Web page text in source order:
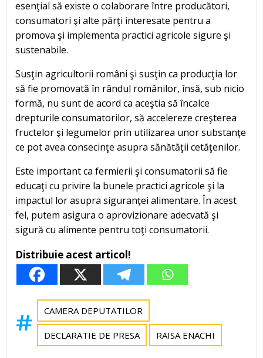
esenţial să existe o colaborare între producători,
consumatori şi alte părţi interesate pentru a
promova şi implementa practici agricole sigure şi
sustenabile.
Susţin agricultorii români şi susţin ca producţia lor
să fie promovată în rândul românilor, însă, sub nicio
formă, nu sunt de acord ca aceştia să încalce
drepturile consumatorilor, să accelereze creşterea
fructelor şi legumelor prin utilizarea unor substanţe
ce pot avea consecinţe asupra sănătăţii cetăţenilor.
Este important ca fermierii şi consumatorii să fie
educaţi cu privire la bunele practici agricole şi la
impactul lor asupra siguranţei alimentare. În acest
fel, putem asigura o aprovizionare adecvată şi
sigură cu alimente pentru toţi consumatorii.
Distribuie acest articol!
CAMERA DEPUTATILOR
DECLARATIE DE PRESA RAISA ENACHI